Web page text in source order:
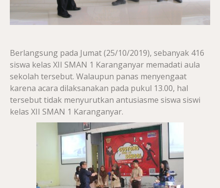
Berlangsung pada Jumat (25/10/2019), sebanyak 416
siswa kelas XII SMAN 1 Karanganyar memadati aula
sekolah tersebut. Walaupun panas menyengaat
karena acara dilaksanakan pada pukul 13.00, hal
tersebut tidak menyurutkan antusiasme siswa siswi
kelas XII SMAN 1 Karanganyar.